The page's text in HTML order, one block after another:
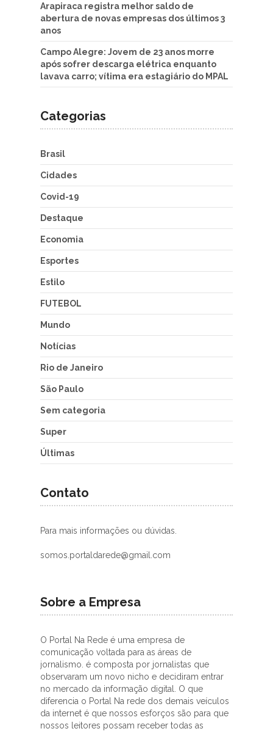
Arapiraca registra melhor saldo de
abertura de novas empresas dos últimos 3
anos
Campo Alegre: Jovem de 23 anos morre
após sofrer descarga elétrica enquanto
lavava carro; vítima era estagiário do MPAL
Categorias
Brasil
Cidades
Covid-19
Destaque
Economia
Esportes
Estilo
FUTEBOL
Mundo
Notícias
Rio de Janeiro
São Paulo
Sem categoria
Super
Últimas
Contato
Para mais informações ou dúvidas.
somos.portaldarede@gmail.com
Sobre a Empresa
O Portal Na Rede é uma empresa de
comunicação voltada para as áreas de
jornalismo. é composta por jornalistas que
observaram um novo nicho e decidiram entrar
no mercado da informação digital. O que
diferencia o Portal Na rede dos demais veículos
da internet é que nossos esforços são para que
nossos leitores possam receber todas as